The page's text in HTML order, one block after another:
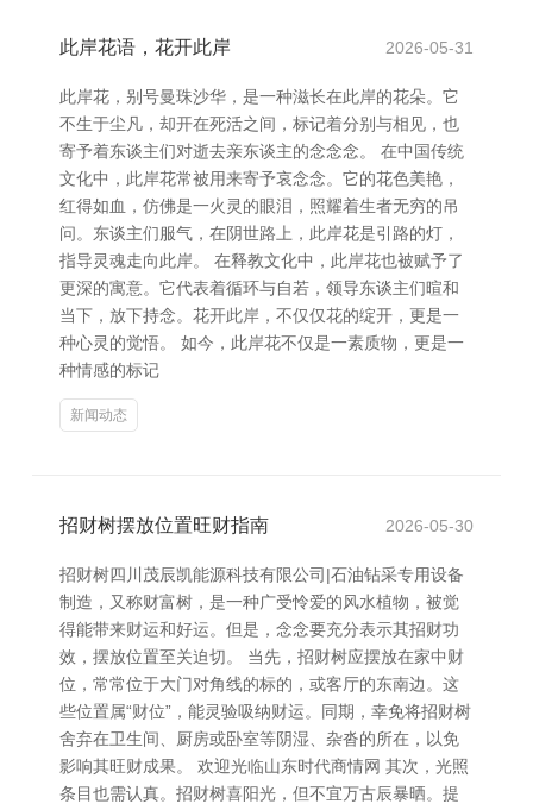
此岸花语，花开此岸 2026-05-31
此岸花，别号曼珠沙华，是一种滋长在此岸的花朵。它
不生于尘凡，却开在死活之间，标记着分别与相见，也
寄予着东谈主们对逝去亲东谈主的念念念。 在中国传统
文化中，此岸花常被用来寄予哀念念。它的花色美艳，
红得如血，仿佛是一火灵的眼泪，照耀着生者无穷的吊
问。东谈主们服气，在阴世路上，此岸花是引路的灯，
指导灵魂走向此岸。 在释教文化中，此岸花也被赋予了
更深的寓意。它代表着循环与自若，领导东谈主们暄和
当下，放下持念。花开此岸，不仅仅花的绽开，更是一
种心灵的觉悟。 如今，此岸花不仅是一素质物，更是一
种情感的标记
新闻动态
招财树摆放位置旺财指南 2026-05-30
招财树四川茂辰凯能源科技有限公司|石油钻采专用设备
制造，又称财富树，是一种广受怜爱的风水植物，被觉
得能带来财运和好运。但是，念念要充分表示其招财功
效，摆放位置至关迫切。 当先，招财树应摆放在家中财
位，常常位于大门对角线的标的，或客厅的东南边。这
些位置属“财位”，能灵验吸纳财运。同期，幸免将招财树
舍弃在卫生间、厨房或卧室等阴湿、杂沓的所在，以免
影响其旺财成果。 欢迎光临山东时代商情网 其次，光照
条目也需认真。招财树喜阳光，但不宜万古辰暴晒。提